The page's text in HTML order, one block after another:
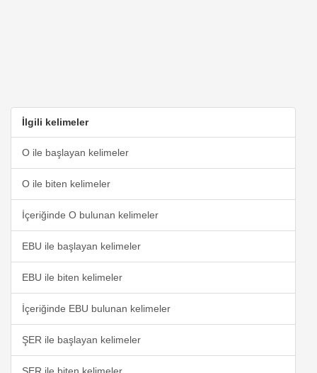
İlgili kelimeler
O ile başlayan kelimeler
O ile biten kelimeler
İçeriğinde O bulunan kelimeler
EBU ile başlayan kelimeler
EBU ile biten kelimeler
İçeriğinde EBU bulunan kelimeler
ŞER ile başlayan kelimeler
ŞER ile biten kelimeler